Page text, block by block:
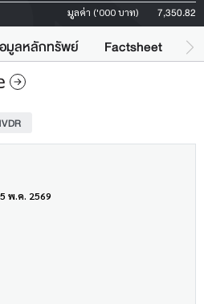
มูลค่า ('000 บาท) 7,350.82
มูลหลักทรัพย์ Factsheet
พ.ค. 2569